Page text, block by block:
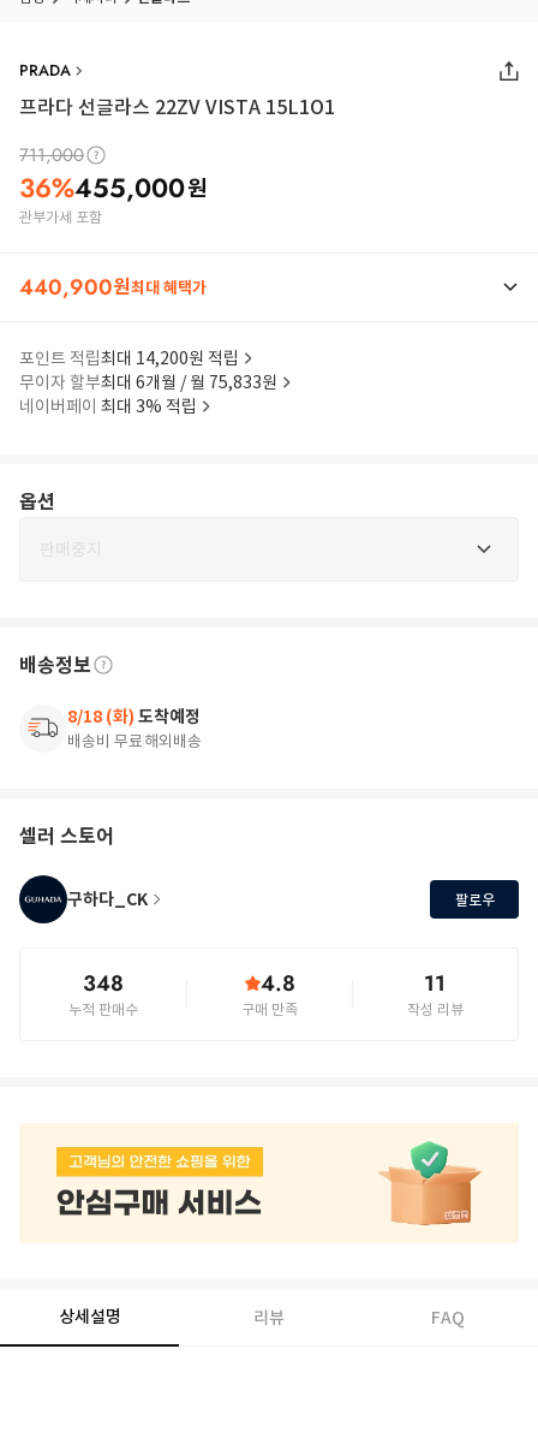
PRADA
프라다 선글라스 22ZV VISTA 15L1O1
711,000
36%455,000원
관부가세 포함
440,900원최대 혜택가
포인트 적립최대 14,200원 적립
무이자 할부최대 6개월 / 월 75,833원
네이버페이 최대 3% 적립
옵션
판매중지
배송정보
8/18 (화) 도착예정
배송비 무료해외배송
셀러 스토어
구하다_CK 팔로우
348
누적 판매수
4.8
구매 만족
11
작성 리뷰
상세설명 리뷰 FAQ